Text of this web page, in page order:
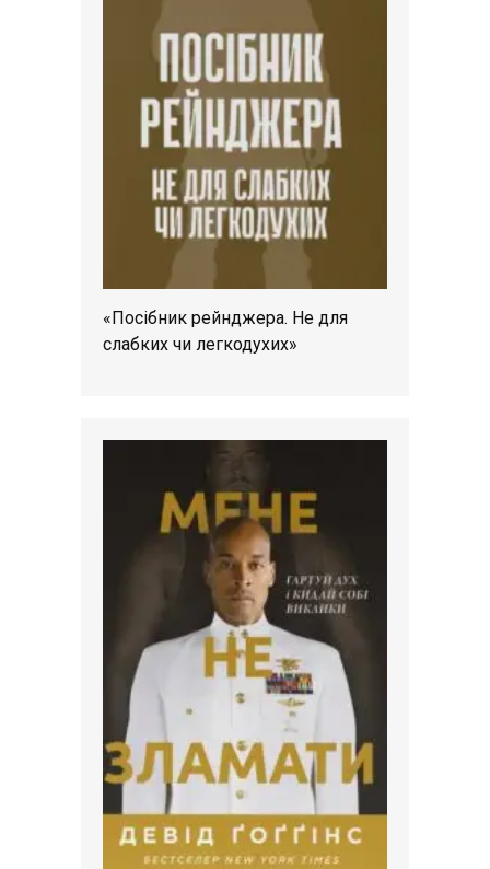
«Посібник рейнджера. Не для
слабких чи легкодухих»